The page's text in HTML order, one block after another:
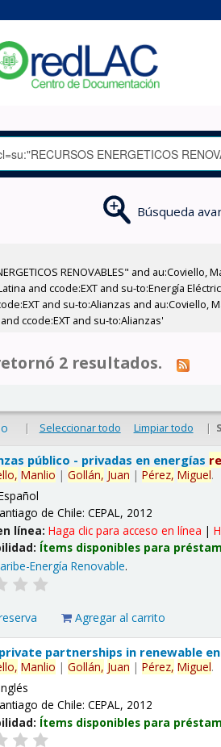
Búsqueda
RENOVABLES" and
and ccode:EXT and su-to:Energía
and su-to:Alianzas and
ccode:EXT and su-to:Alianzas'
2 resultados.
| Seleccionar todo Limpiar todo |
público - privadas en energías
Manlio |Gollán, Juan |Pérez, Miguel.
de Chile: CEPAL, 2012
línea:Haga clic para acceso en línea |
Ítems disponibles para
Energía Renovable.
Agregar al carrito
partnerships in renewable
Manlio |Gollán, Juan |Pérez, Miguel.
de Chile: CEPAL, 2012
Ítems disponibles para